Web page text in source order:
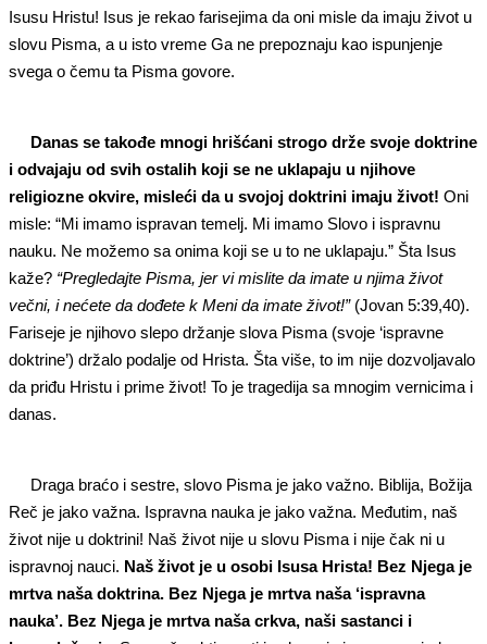
Isusu Hristu! Isus je rekao farisejima da oni misle da imaju život u
slovu Pisma, a u isto vreme Ga ne prepoznaju kao ispunjenje
svega o čemu ta Pisma govore.
Danas se takođe mnogi hrišćani strogo drže svoje doktrine
i odvajaju od svih ostalih koji se ne uklapaju u njihove
religiozne okvire, misleći da u svojoj doktrini imaju život! Oni
misle: “Mi imamo ispravan temelj. Mi imamo Slovo i ispravnu
nauku. Ne možemo sa onima koji se u to ne uklapaju.” Šta Isus
kaže? “Pregledajte Pisma, jer vi mislite da imate u njima život
večni, i nećete da dođete k Meni da imate život!” (Jovan 5:39,40).
Fariseje je njihovo slepo držanje slova Pisma (svoje ‘ispravne
doktrine’) držalo podalje od Hrista. Šta više, to im nije dozvoljavalo
da priđu Hristu i prime život! To je tragedija sa mnogim vernicima i
danas.
Draga braćo i sestre, slovo Pisma je jako važno. Biblija, Božija
Reč je jako važna. Ispravna nauka je jako važna. Međutim, naš
život nije u doktrini! Naš život nije u slovu Pisma i nije čak ni u
ispravnoj nauci. Naš život je u osobi Isusa Hrista! Bez Njega je
mrtva naša doktrina. Bez Njega je mrtva naša ‘ispravna
nauka’. Bez Njega je mrtva naša crkva, naši sastanci i